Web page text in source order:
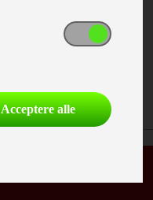
Acceptere alle